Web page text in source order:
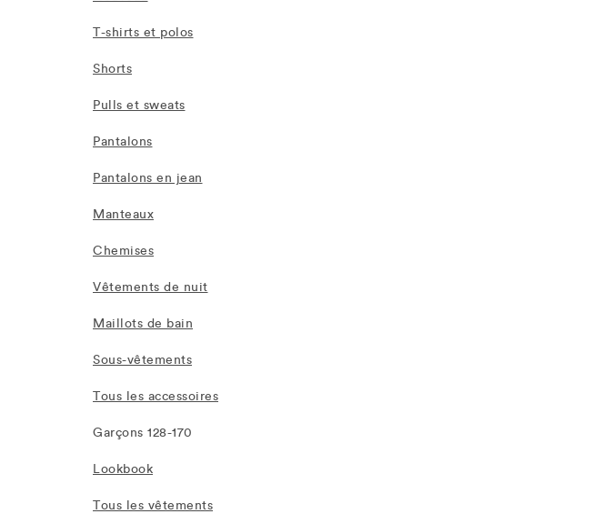
T-shirts et polos
Shorts
Pulls et sweats
Pantalons
Pantalons en jean
Manteaux
Chemises
Vêtements de nuit
Maillots de bain
Sous-vêtements
Tous les accessoires
Garçons 128-170
Lookbook
Tous les vêtements